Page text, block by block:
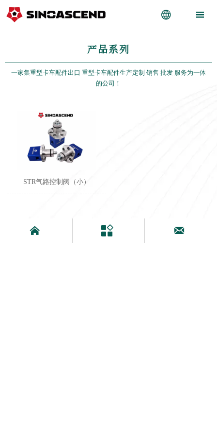
 
产品系列
一家集重型卡车配件出口 重型卡车配件生产定制 销售 批发 服务为一体
的公司！
STR气路控制阀（小）
  